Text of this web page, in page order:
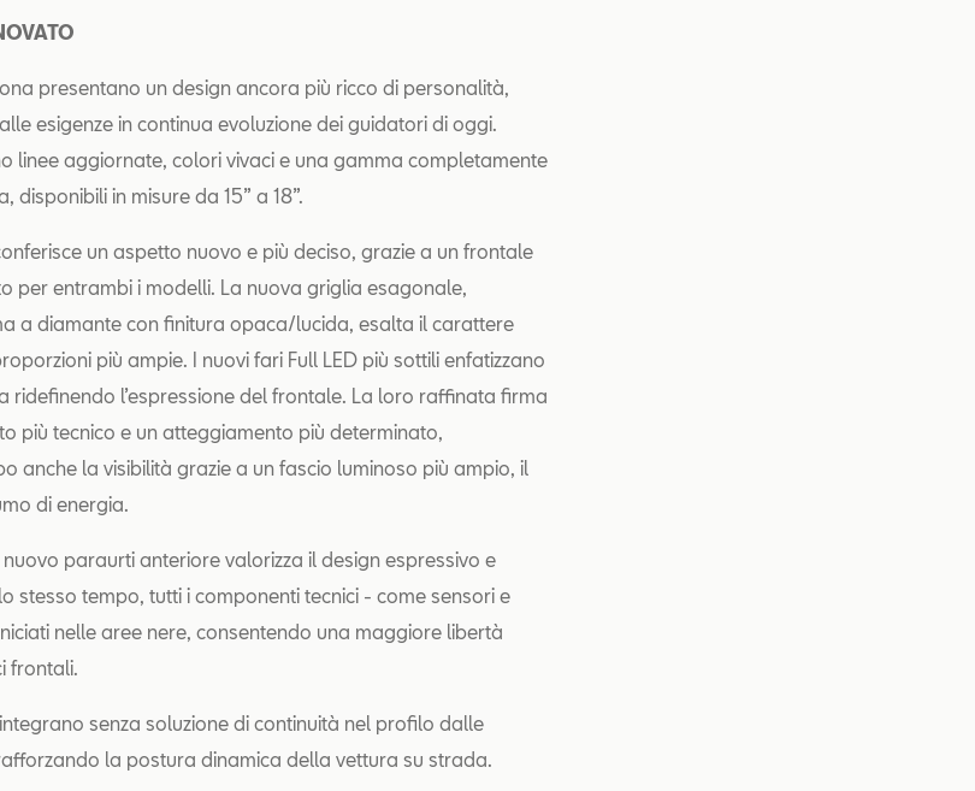
presentano un design ancora più ricco di personalità,
esigenze in continua evoluzione dei guidatori di oggi.
linee aggiornate, colori vivaci e una gamma completamente
disponibili in misure da 15” a 18”.
un aspetto nuovo e più deciso, grazie a un frontale
per entrambi i modelli. La nuova griglia esagonale,
a diamante con finitura opaca/lucida, esalta il carattere
più ampie. I nuovi fari Full LED più sottili enfatizzano
ridefinendo l’espressione del frontale. La loro raffinata firma
più tecnico e un atteggiamento più determinato,
anche la visibilità grazie a un fascio luminoso più ampio, il
di energia.
paraurti anteriore valorizza il design espressivo e
stesso tempo, tutti i componenti tecnici - come sensori e
nelle aree nere, consentendo una maggiore libertà
frontali.
senza soluzione di continuità nel profilo dalle
la postura dinamica della vettura su strada.